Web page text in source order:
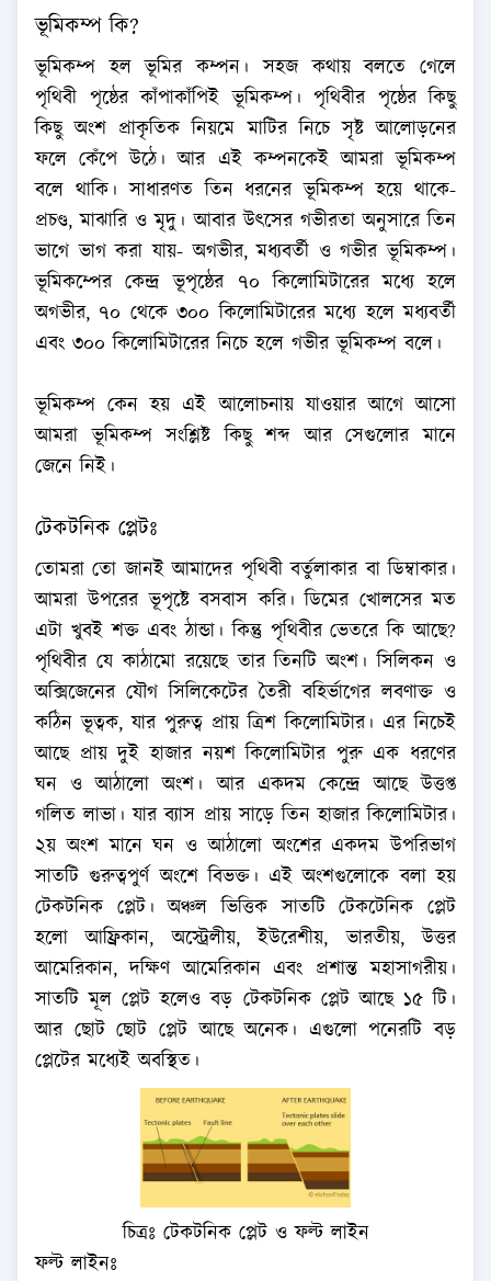
ভূমিকম্প কি?
ভূমিকম্প হল ভূমির কম্পন। সহজ কথায় বলতে গেলে
পৃথিবী পৃষ্ঠের কাঁপাকাঁপিই ভূমিকম্প। পৃথিবীর পৃষ্ঠের কিছু
কিছু অংশ প্রাকৃতিক নিয়মে মাটির নিচে সৃষ্ট আলোড়নের
ফলে কেঁপে উঠে। আর এই কম্পনকেই আমরা ভূমিকম্প
বলে থাকি। সাধারণত তিন ধরনের ভূমিকম্প হয়ে থাকে-
প্রচণ্ড, মাঝারি ও মৃদু। আবার উৎসের গভীরতা অনুসারে তিন
ভাগে ভাগ করা যায়- অগভীর, মধ্যবর্তী ও গভীর ভূমিকম্প।
ভূমিকম্পের কেন্দ্র ভূপৃষ্ঠের ৭০ কিলোমিটারের মধ্যে হলে
অগভীর, ৭০ থেকে ৩০০ কিলোমিটারের মধ্যে হলে মধ্যবর্তী
এবং ৩০০ কিলোমিটারের নিচে হলে গভীর ভূমিকম্প বলে।
ভূমিকম্প কেন হয় এই আলোচনায় যাওয়ার আগে আসো
আমরা ভূমিকম্প সংশ্লিষ্ট কিছু শব্দ আর সেগুলোর মানে
জেনে নিই।
টেকটনিক প্লেটঃ
তোমরা তো জানই আমাদের পৃথিবী বর্তুলাকার বা ডিম্বাকার।
আমরা উপরের ভূপৃষ্টে বসবাস করি। ডিমের খোলসের মত
এটা খুবই শক্ত এবং ঠান্ডা। কিন্তু পৃথিবীর ভেতরে কি আছে?
পৃথিবীর যে কাঠামো রয়েছে তার তিনটি অংশ। সিলিকন ও
অক্সিজেনের যৌগ সিলিকেটের তৈরী বহির্ভাগের লবণাক্ত ও
কঠিন ভূত্বক, যার পুরুত্ব প্রায় ত্রিশ কিলোমিটার। এর নিচেই
আছে প্রায় দুই হাজার নয়শ কিলোমিটার পুরু এক ধরণের
ঘন ও আঠালো অংশ। আর একদম কেন্দ্রে আছে উত্তপ্ত
গলিত লাভা। যার ব্যাস প্রায় সাড়ে তিন হাজার কিলোমিটার।
২য় অংশ মানে ঘন ও আঠালো অংশের একদম উপরিভাগ
সাতটি গুরুত্বপুর্ণ অংশে বিভক্ত। এই অংশগুলোকে বলা হয়
টেকটনিক প্লেট। অঞ্চল ভিত্তিক সাতটি টেকটেনিক প্লেট
হলো আফ্রিকান, অস্ট্রেলীয়, ইউরেশীয়, ভারতীয়, উত্তর
আমেরিকান, দক্ষিণ আমেরিকান এবং প্রশান্ত মহাসাগরীয়।
সাতটি মূল প্লেট হলেও বড় টেকটনিক প্লেট আছে ১৫ টি।
আর ছোট ছোট প্লেট আছে অনেক। এগুলো পনেরটি বড়
প্লেটের মধ্যেই অবস্থিত।
চিত্রঃ টেকটনিক প্লেট ও ফল্ট লাইন
ফল্ট লাইনঃ